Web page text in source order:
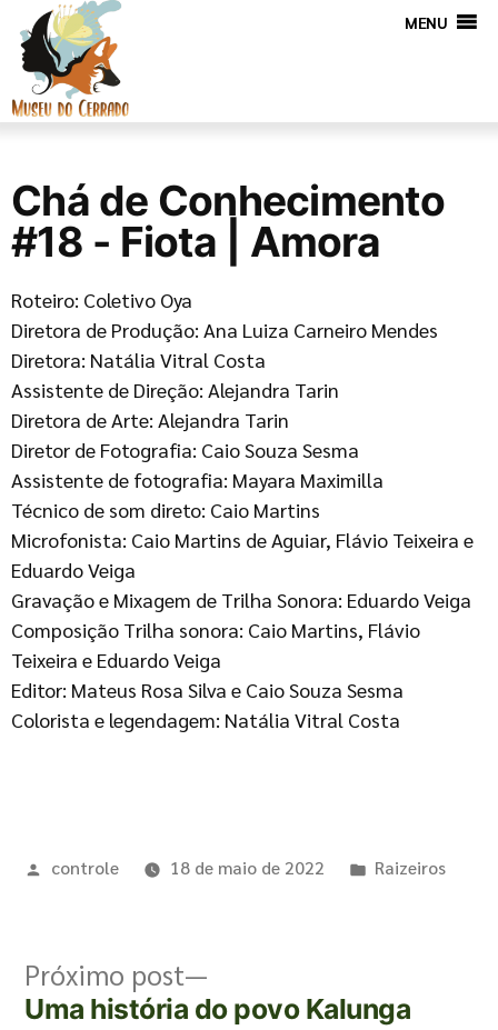
MENU
Chá de Conhecimento
#18 - Fiota | Amora
Roteiro: Coletivo Oya
Diretora de Produção: Ana Luiza Carneiro Mendes
Diretora: Natália Vitral Costa
Assistente de Direção: Alejandra Tarin
Diretora de Arte: Alejandra Tarin
Diretor de Fotografia: Caio Souza Sesma
Assistente de fotografia: Mayara Maximilla
Técnico de som direto: Caio Martins
Microfonista: Caio Martins de Aguiar, Flávio Teixeira e
Eduardo Veiga
Gravação e Mixagem de Trilha Sonora: Eduardo Veiga
Composição Trilha sonora: Caio Martins, Flávio
Teixeira e Eduardo Veiga
Editor: Mateus Rosa Silva e Caio Souza Sesma
Colorista e legendagem: Natália Vitral Costa
controle 18 de maio de 2022 Raizeiros
Próximo post
Uma história do povo Kalunga